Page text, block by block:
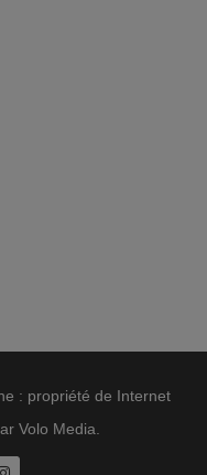
: propriété de Internet
Volo Media.